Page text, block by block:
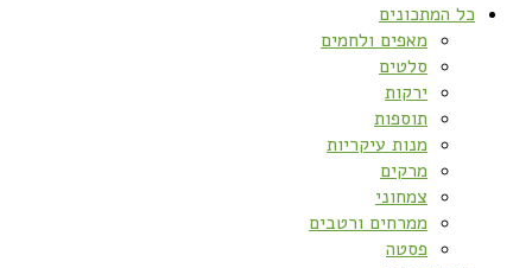
כל המתכונים
מאפים ולחמים
סלטים
ירקות
תוספות
מנות עיקריות
מרקים
צמחוני
ממרחים ורטבים
פסטה